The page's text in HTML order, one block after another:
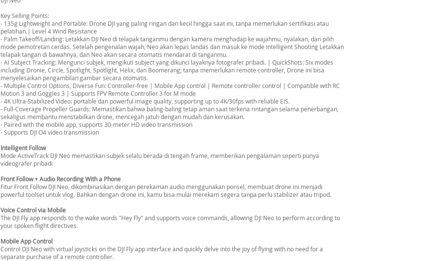
Key Selling Points:
- 135g Lightweight and Portable: Drone DJI yang paling ringan dan kecil hingga saat ini, tanpa memerlukan sertifikasi atau
pelatihan.| Level 4 Wind Resistance
- Palm Takeoff/Landing: Letakkan DJI Neo di telapak tanganmu dengan kamera menghadap ke wajahmu, nyalakan, dan pilih
mode pemotretan cerdas. Setelah pengenalan wajah, Neo akan lepas landas dan masuk ke mode Intelligent Shooting Letakkan
telapak tangan di bawahnya, dan Neo akan secara otomatis mendarat di tanganmu.
- AI Subject Tracking: Mengunci subjek, mengikuti subject yang dikunci layaknya fotografer pribadi. | QuickShots: Six modes
including Dronie, Circle, Spotlight, Spotlight, Helix, dan Boomerang; tanpa memerlukan remote controller, Drone ini bisa
menyelesaikan pengambilan gambar secara otomatis.
- Multiple Control Options, Diverse Fun: Controller-free | Mobile App control | Remote controller control | Compatible with RC
Motion 3 and Goggles 3 | Supports FPV Remote Controller 3 for M mode
- 4K Ultra-Stabilized Video: portable dan powerful image quality, supporting up to 4K/30fps with reliable EIS.
- Full-Coverage Propeller Guards: Memastikan bahwa baling-baling tetap aman saat terkena rintangan selama penerbangan,
sekaligus membantu menstabilkan drone, mencegah jatuh dengan mudah dan kerusakan.
- Paired with the mobile app, supports 30-meter HD video transmission
- Supports DJI O4 video transmission
Intelligent Follow
Mode ActiveTrack DJI Neo memastikan subjek selalu berada di tengah frame, memberikan pengalaman seperti punya
videografer pribadi
Front Follow + Audio Recording With a Phone
Fitur Front Follow DJI Neo, dikombinasikan dengan perekaman audio menggunakan ponsel, membuat drone ini menjadi
powerful toolset untuk vlog. Bahkan dengan drone ini, kamu bisa mulai merekam segera tanpa perlu stabilizer atau tripod.
Voice Control via Mobile
The DJI Fly app responds to the wake words "Hey Fly" and supports voice commands, allowing DJI Neo to perform according to
your spoken flight directives.
Mobile App Control
Control DJI Neo with virtual joysticks on the DJI Fly app interface and quickly delve into the joy of flying with no need for a
separate purchase of a remote controller.